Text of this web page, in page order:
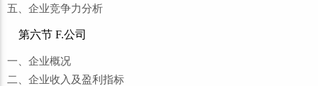
五、企业竞争力分析
第六节 F.公司
一、企业概况
二、企业收入及盈利指标